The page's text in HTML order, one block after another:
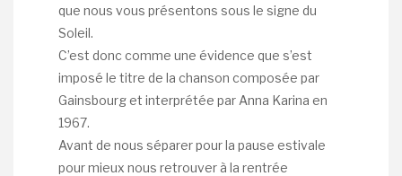
que nous vous présentons sous le signe du
Soleil.
C’est donc comme une évidence que s’est
imposé le titre de la chanson composée par
Gainsbourg et interprétée par Anna Karina en
1967.
Avant de nous séparer pour la pause estivale
pour mieux nous retrouver à la rentrée